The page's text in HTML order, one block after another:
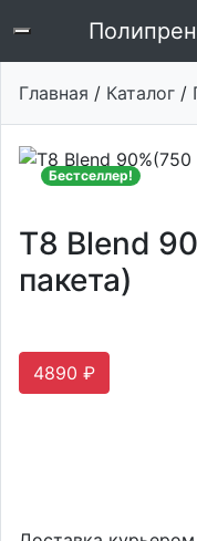
Главная / Каталог /
Бестселлер!
Т8 Blend
пакета)
4890 ₽